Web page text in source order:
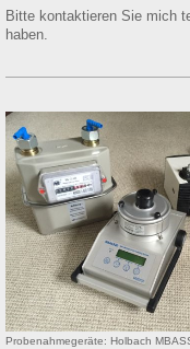
Bitte kontaktieren Sie mich
haben.
Probenahmegeräte: Holbach